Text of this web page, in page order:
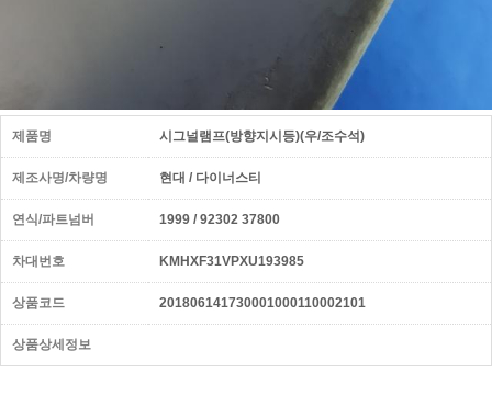
제품명 시그널램프(방향지시등)(우/조수석)
제조사명/차량명 현대 / 다이너스티
연식/파트넘버 1999 / 92302 37800
차대번호 KMHXF31VPXU193985
상품코드 201806141730001000110002101
상품상세정보